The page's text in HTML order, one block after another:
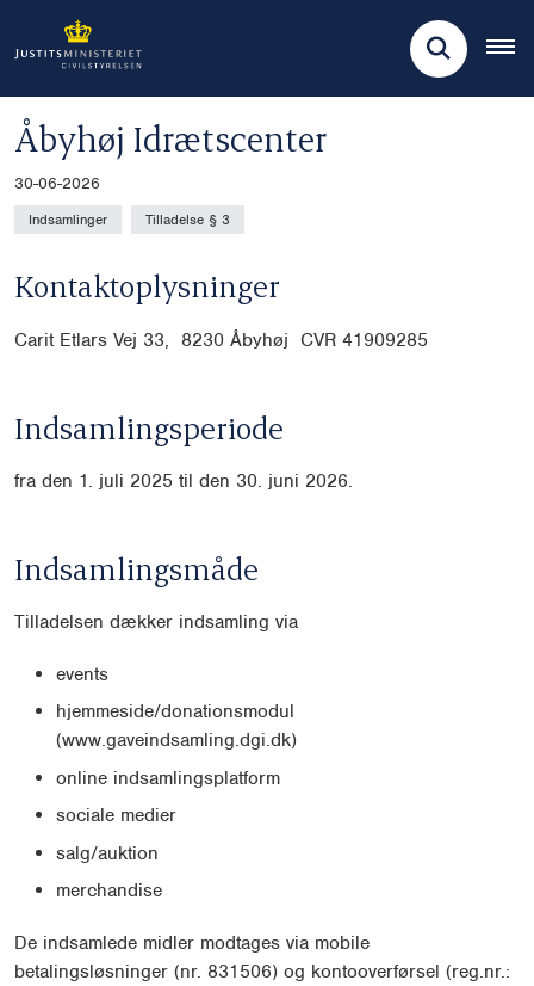
Åbyhøj Idrætscenter
30-06-2026
Indsamlinger Tilladelse § 3
Kontaktoplysninger
Carit Etlars Vej 33, 8230 Åbyhøj CVR 41909285
Indsamlingsperiode
fra den 1. juli 2025 til den 30. juni 2026.
Indsamlingsmåde
Tilladelsen dækker indsamling via
events
hjemmeside/donationsmodul
(www.gaveindsamling.dgi.dk)
online indsamlingsplatform
sociale medier
salg/auktion
merchandise
De indsamlede midler modtages via mobile
betalingsløsninger (nr. 831506) og kontooverførsel (reg.nr.: